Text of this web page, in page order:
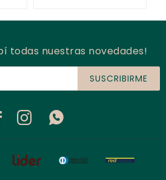
todas nuestras novedades!
SUSCRIBIRME
 